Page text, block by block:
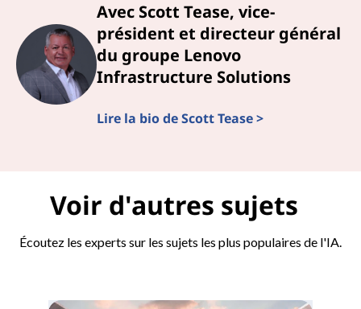
Avec Scott Tease, vice-
président et directeur général
du groupe Lenovo
Infrastructure Solutions
Lire la bio de Scott Tease >
Voir d'autres sujets
Écoutez les experts sur les sujets les plus populaires de l'IA.